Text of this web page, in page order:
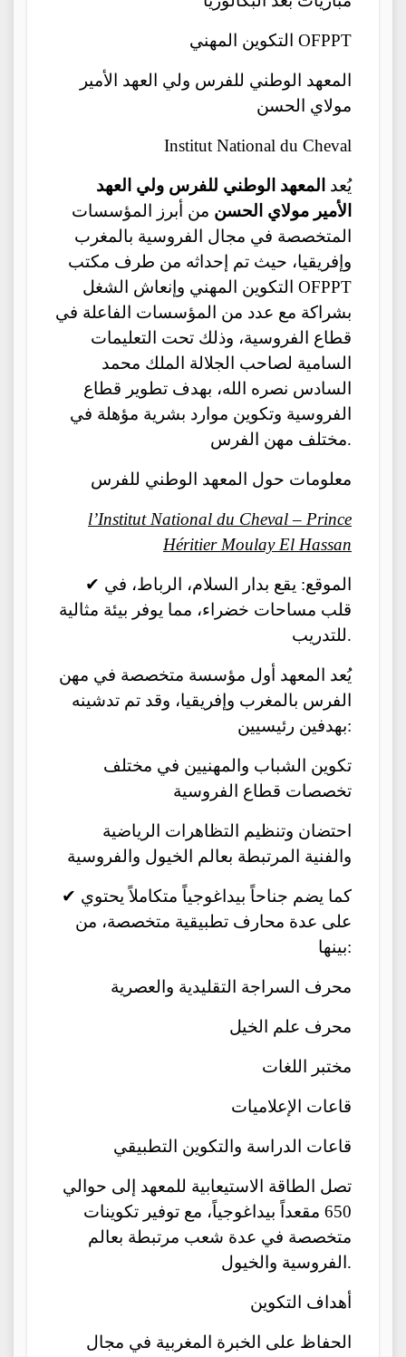
التكوين المهني OFPPT
المعهد الوطني للفرس ولي العهد الأمير
مولاي الحسن
Institut National du Cheval
يُعد المعهد الوطني للفرس ولي العهد
الأمير مولاي الحسن من أبرز المؤسسات
المتخصصة في مجال الفروسية بالمغرب
وإفريقيا، حيث تم إحداثه من طرف مكتب
التكوين المهني وإنعاش الشغل OFPPT
بشراكة مع عدد من المؤسسات الفاعلة في
قطاع الفروسية، وذلك تحت التعليمات
السامية لصاحب الجلالة الملك محمد
السادس نصره الله، بهدف تطوير قطاع
الفروسية وتكوين موارد بشرية مؤهلة في
مختلف مهن الفرس.
معلومات حول المعهد الوطني للفرس
l’Institut National du Cheval – Prince
Héritier Moulay El Hassan
✔ الموقع: يقع بدار السلام، الرباط، في
قلب مساحات خضراء، مما يوفر بيئة مثالية
للتدريب.
يُعد المعهد أول مؤسسة متخصصة في مهن
الفرس بالمغرب وإفريقيا، وقد تم تدشينه
بهدفين رئيسيين:
تكوين الشباب والمهنيين في مختلف
تخصصات قطاع الفروسية
احتضان وتنظيم التظاهرات الرياضية
والفنية المرتبطة بعالم الخيول والفروسية
✔ كما يضم جناحاً بيداغوجياً متكاملاً يحتوي
على عدة محارف تطبيقية متخصصة، من
بينها:
محرف السراجة التقليدية والعصرية
محرف علم الخيل
مختبر اللغات
قاعات الإعلاميات
قاعات الدراسة والتكوين التطبيقي
تصل الطاقة الاستيعابية للمعهد إلى حوالي
650 مقعداً بيداغوجياً، مع توفير تكوينات
متخصصة في عدة شعب مرتبطة بعالم
الفروسية والخيول.
أهداف التكوين
الحفاظ على الخبرة المغربية في مجال